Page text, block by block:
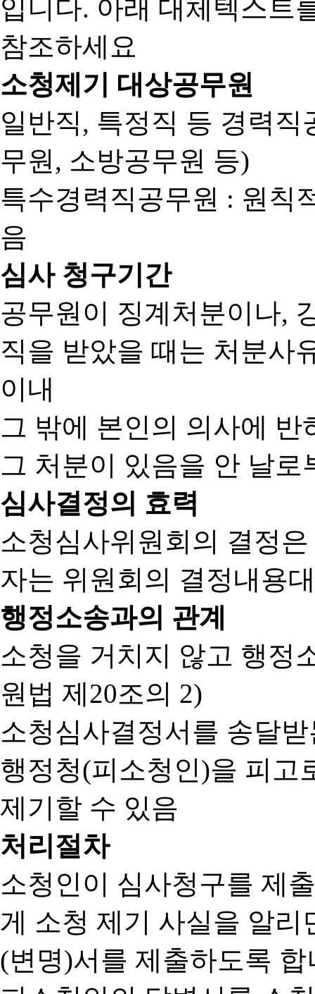
소청제기 대상공무원
일반직, 특정직 등 경력
무원, 소방공무원 등)
특수경력직공무원 : 원칙
음
심사 청구기간
공무원이 징계처분이나,
직을 받았을 때는 처분사
이내
그 밖에 본인의 의사에
그 처분이 있음을 안 날로
심사결정의 효력
소청심사위원회의 결정
자는 위원회의 결정내용
행정소송과의 관계
소청을 거치지 않고 행정
원법 제20조의 2)
소청심사결정서를 송달
행정청(피소청인)을 피고
제기할 수 있음
처리절차
소청인이 심사청구를 제
게 소청 제기 사실을 알
(변명)서를 제출하도록 합